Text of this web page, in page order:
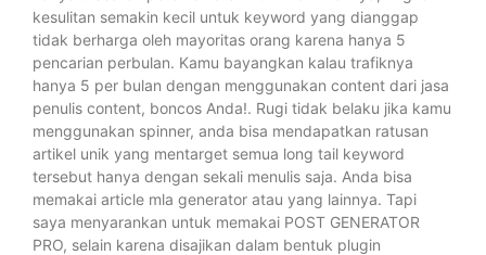
kesulitan semakin kecil untuk keyword yang dianggap
tidak berharga oleh mayoritas orang karena hanya 5
pencarian perbulan. Kamu bayangkan kalau trafiknya
hanya 5 per bulan dengan menggunakan content dari jasa
penulis content, boncos Anda!. Rugi tidak belaku jika kamu
menggunakan spinner, anda bisa mendapatkan ratusan
artikel unik yang mentarget semua long tail keyword
tersebut hanya dengan sekali menulis saja. Anda bisa
memakai article mla generator atau yang lainnya. Tapi
saya menyarankan untuk memakai POST GENERATOR
PRO, selain karena disajikan dalam bentuk plugin